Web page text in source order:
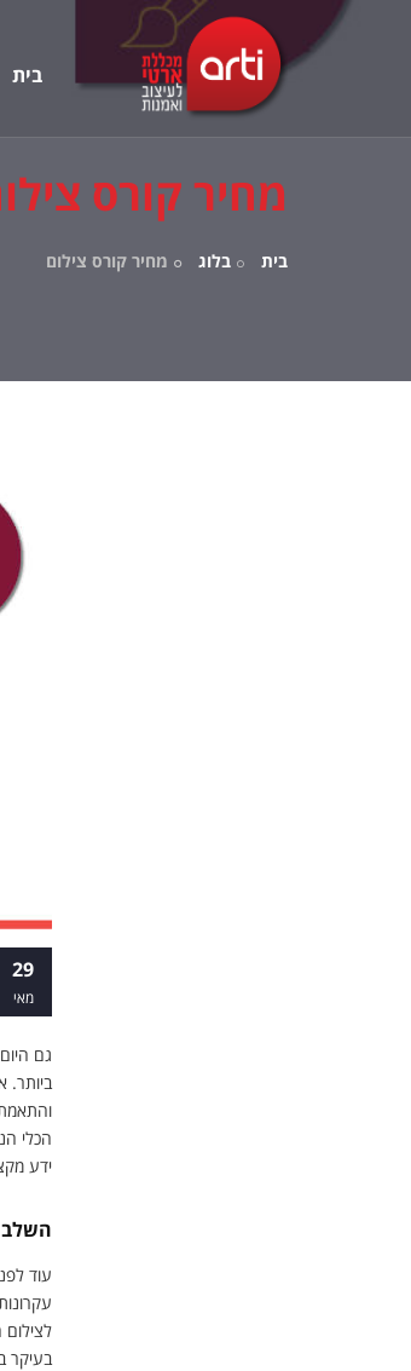
בית
​מחיר קורס
בית בלוג ​מחיר קורס צילום
29
מאי
גם
ביותר.
הכלי
ידע
השלב
עוד
בעיקר